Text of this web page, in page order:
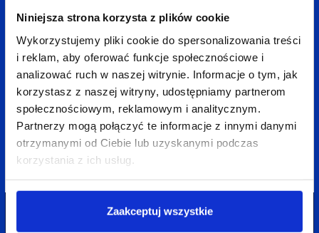
Niniejsza strona korzysta z plików cookie
Wykorzystujemy pliki cookie do spersonalizowania treści
i reklam, aby oferować funkcje społecznościowe i
analizować ruch w naszej witrynie. Informacje o tym, jak
korzystasz z naszej witryny, udostępniamy partnerom
społecznościowym, reklamowym i analitycznym.
Partnerzy mogą połączyć te informacje z innymi danymi
otrzymanymi od Ciebie lub uzyskanymi podczas
korzystania z ich usług.
Zaakceptuj wszystkie
16 listopada 2022
Marek Olczak
Dariusz Sapa
5 sprawdzonych metod optymalizacji konwersji
strony internetowej